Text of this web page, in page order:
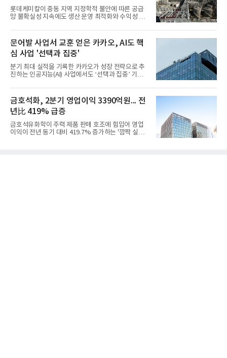
롯데케미칼이 중동 지역 지정학적 불안에 따른 공급
망 불확실성 지속에도 생산 운영 최적화와 수익성 중
어갔다.롯데케미칼이 2026년 2분기 연결 기준 매출
액 5조6864억원, 영업이익 1101억원을 기록했다고 7
일 밝혔다. 사업별로는 기초화학 부문(롯데케미칼 기
초소재사업·LC타이탄·LC USA·롯데대산석화)이 매
출 3조9403억원, 영업이익 23억원을 기록했다. 정기
보수 영향과 원료 가격 변동에 따른 래깅 효과로 전분
기 대비 수익성은 둔화됐지만 흑자 전환 흐름을 유지
우호적인 환율 효과
문어발 사업서 교훈 얻은 카카오, AI도 핵
심 사업 '선택과 집중'
분기 최대 실적을 기록한 카카오가 성장 전략으로 추
진하는 인공지능(AI) 사업에서도 ‘선택과 집중’ 기조
라 투자에 나서는 것과 달리, 카카오는 ‘카카오톡’이
라는 플랫폼 경쟁력을 활용한 AI 에이전트 서비스에
집중하는 전략이다. 과거 무리한 사업 확장 과정에서
겪었던 시행착오를 되풀이하지 않고 핵심 역량에 집
중하겠다는 취지로 풀이된다.7일 업계에 따르면 카카
오는 올해 2분기 연결 기준 매출 2조985억원, 영업이
익 2770억원을 기록했다. 전년 동기 대비 매출과 영업
금호석화, 2분기 영업이익 3390억원... 전
년比 419% 급증
금호석유화학이 주력 제품 판매 호조에 힘입어 영업
이익이 전년 동기 대비 419.7% 증가하는 '깜짝 실